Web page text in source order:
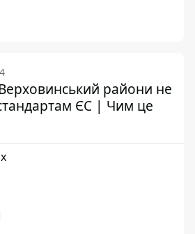
райони не
ЄС | Чим це